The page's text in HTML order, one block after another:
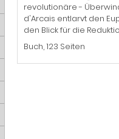
revolutionäre -
d'Arcais entlarvt den
den Blick für die
Buch, 123 Seiten